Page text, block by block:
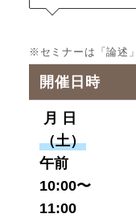
※セミナーは「論述
開催日時
月 日
（土）
午前
10:00〜
11:00